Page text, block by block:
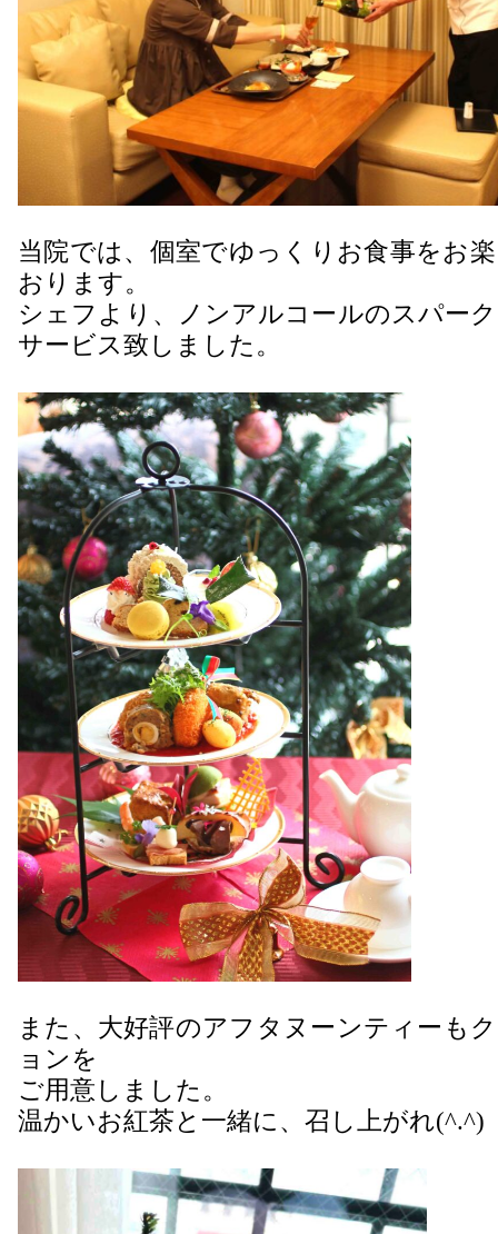
当院では、個室でゆっくりお食事をお
おります。
シェフより、ノンアルコールのスパー
サービス致しました。
また、大好評のアフタヌーンティーも
ョンを
ご用意しました。
温かいお紅茶と一緒に、召し上がれ(^.^)